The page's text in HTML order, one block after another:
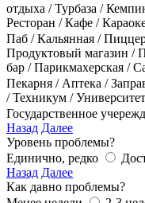
отдыха / Турбаза /
Ресторан / Кафе /
Паб / Кальянная /
Продуктовый магазин /
бар / Парикмахерская /
Пекарня / Аптека /
/ Техникум /
Государственное
Назад Далее
Уровень проблемы?
Единично, редко
Назад Далее
Как давно проблемы?